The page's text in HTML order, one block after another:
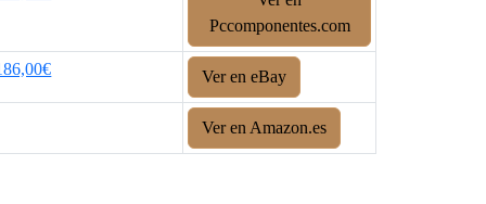
Pccomponentes.com
Ver en eBay
Ver en Amazon.es